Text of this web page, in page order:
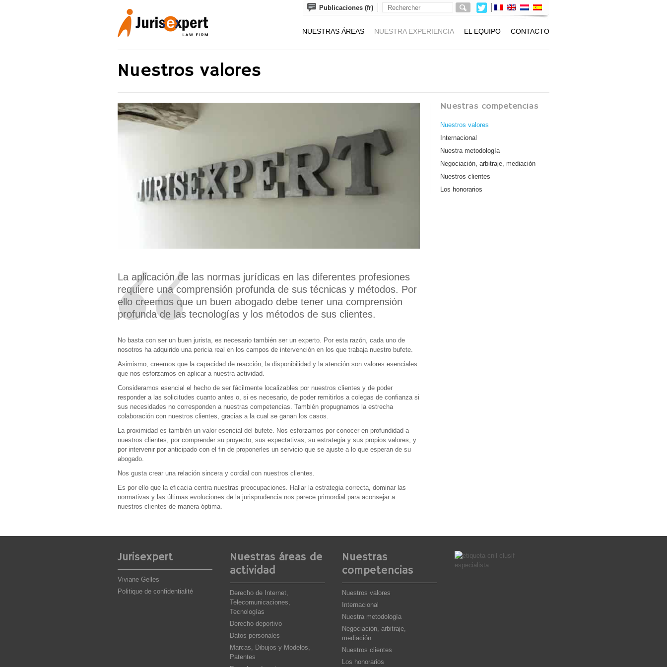
Publicaciones (fr)
NUESTRAS ÁREAS NUESTRA EXPERIENCIA EL EQUIPO CONTACTO
Nuestros valores
La aplicación de las normas jurídicas en las diferentes profesiones
requiere una comprensión profunda de sus técnicas y métodos. Por
ello creemos que un buen abogado debe tener una comprensión
profunda de las tecnologías y los métodos de sus clientes.
No basta con ser un buen jurista, es necesario también ser un experto. Por esta razón, cada uno de
nosotros ha adquirido una pericia real en los campos de intervención en los que trabaja nuestro bufete.
Asimismo, creemos que la capacidad de reacción, la disponibilidad y la atención son valores esenciales
que nos esforzamos en aplicar a nuestra actividad.
Consideramos esencial el hecho de ser fácilmente localizables por nuestros clientes y de poder
responder a las solicitudes cuanto antes o, si es necesario, de poder remitirlos a colegas de confianza si
sus necesidades no corresponden a nuestras competencias. También propugnamos la estrecha
colaboración con nuestros clientes, gracias a la cual se ganan los casos.
La proximidad es también un valor esencial del bufete. Nos esforzamos por conocer en profundidad a
nuestros clientes, por comprender su proyecto, sus expectativas, su estrategia y sus propios valores, y
por intervenir por anticipado con el fin de proponerles un servicio que se ajuste a lo que esperan de su
abogado.
Nos gusta crear una relación sincera y cordial con nuestros clientes.
Es por ello que la eficacia centra nuestras preocupaciones. Hallar la estrategia correcta, dominar las
normativas y las últimas evoluciones de la jurisprudencia nos parece primordial para aconsejar a
nuestros clientes de manera óptima.
Nuestras competencias
Nuestros valores
Internacional
Nuestra metodología
Negociación, arbitraje, mediación
Nuestros clientes
Los honorarios
Jurisexpert
Viviane Gelles
Politique de confidentialité
Nuestras áreas de
actividad
Derecho de Internet,
Telecomunicaciones,
Tecnologías
Derecho deportivo
Datos personales
Marcas, Dibujos y Modelos,
Patentes
Nuestras
competencias
Nuestros valores
Internacional
Nuestra metodología
Negociación, arbitraje,
mediación
Nuestros clientes
Los honorarios